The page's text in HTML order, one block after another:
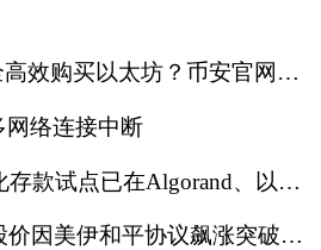
2026年如何安全高效购买以太坊？币安官网注册+欧易入口双平台对比指南
网络连接中断
VersaBank代币化存款试点已在Algorand、以太坊和Stellar上运行
美光科技(MU)股价因美伊和平协议飙涨突破1000美元